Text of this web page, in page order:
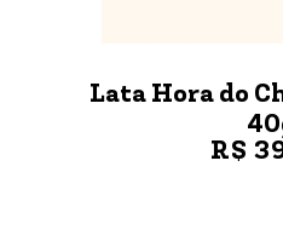
Lata Hora do
R$